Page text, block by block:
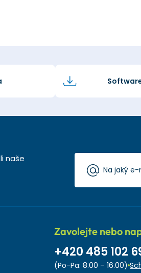
naše
Zavolejte nebo
+420 485 102
(Po-Pa: 8.00 – 16.00)